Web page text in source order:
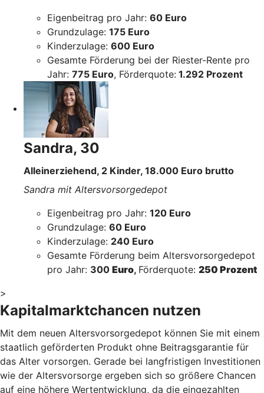
Eigenbeitrag pro Jahr: 60 Euro
Grundzulage: 175 Euro
Kinderzulage: 600 Euro
Gesamte Förderung bei der Riester-Rente pro
Jahr: 775 Euro, Förderquote: 1.292 Prozent
Sandra, 30
Alleinerziehend, 2 Kinder, 18.000 Euro brutto
Sandra mit Altersvorsorgedepot
Eigenbeitrag pro Jahr: 120 Euro
Grundzulage: 60 Euro
Kinderzulage: 240 Euro
Gesamte Förderung beim Altersvorsorgedepot
pro Jahr: 300 Euro, Förderquote: 250 Prozent
>
Kapitalmarktchancen nutzen
Mit dem neuen Altersvorsorgedepot können Sie mit einem
staatlich geförderten Produkt ohne Beitragsgarantie für
das Alter vorsorgen. Gerade bei langfristigen Investitionen
wie der Altersvorsorge ergeben sich so größere Chancen
auf eine höhere Wertentwicklung, da die eingezahlten